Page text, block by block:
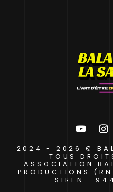
2024 - 2026 ©
TOUS
ASSOCIATION
PRODUCTIONS
SIREN :